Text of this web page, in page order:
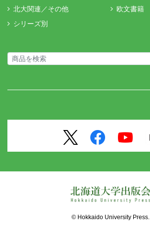
北大関連／その他
欧文書籍
シリーズ別
© Hokkaido University Press.